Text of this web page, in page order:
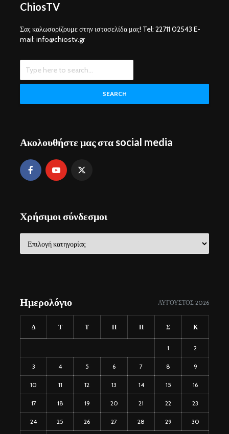
ChiosTV
Σας καλωσορίζουμε στην ιστοσελίδα μας! Tel: 22711 02543 E-
mail: info@chiostv.gr
SEARCH
Ακολουθήστε μας στα social media
Χρήσιμοι σύνδεσμοι
σύνδεσμοι
Ημερολόγιο ΑΎΓΟΥΣΤΟΣ 2026
Δ Τ Τ Π Π Σ Κ
1 2
3 4 5 6 7 8 9
10 11 12 13 14 15 16
17 18 19 20 21 22 23
24 25 26 27 28 29 30